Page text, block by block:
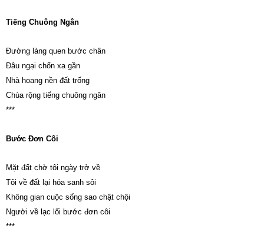
Tiếng Chuông Ngân
Đường làng quen bước chân
Đâu ngại chốn xa gần
Nhà hoang nền đất trống
Chùa rộng tiếng chuông ngân
***
Bước Đơn Côi
Mặt đất chờ tôi ngày trở về
Tôi về đất lại hóa sanh sôi
Không gian cuộc sống sao chật chội
Người về lạc lối bước đơn côi
***